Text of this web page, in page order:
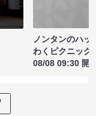
ノンタンのハッ
わくピクニック
08/08 09:30 開